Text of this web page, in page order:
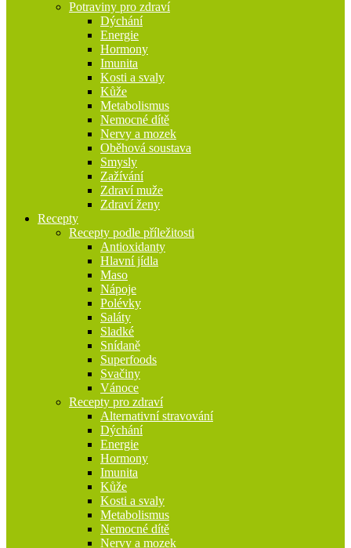
Potraviny pro zdraví
Dýchání
Energie
Hormony
Imunita
Kosti a svaly
Kůže
Metabolismus
Nemocné dítě
Nervy a mozek
Oběhová soustava
Smysly
Zažívání
Zdraví muže
Zdraví ženy
Recepty
Recepty podle příležitosti
Antioxidanty
Hlavní jídla
Maso
Nápoje
Polévky
Saláty
Sladké
Snídaně
Superfoods
Svačiny
Vánoce
Recepty pro zdraví
Alternativní stravování
Dýchání
Energie
Hormony
Imunita
Kůže
Kosti a svaly
Metabolismus
Nemocné dítě
Nervy a mozek